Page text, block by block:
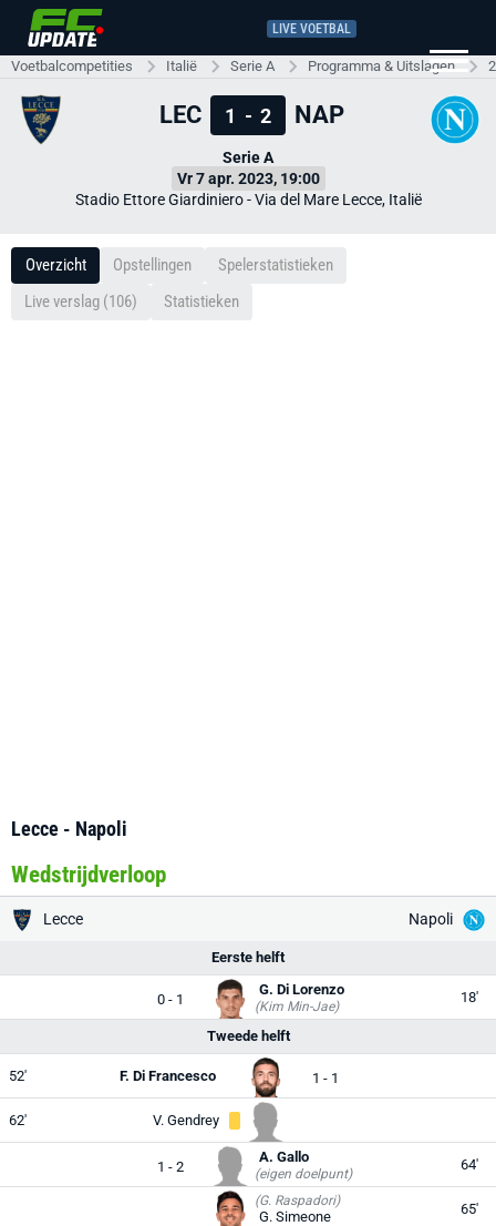
LIVE VOETBAL
Voetbalcompetities Italië Serie A Programma & Uitslagen
LEC 1 - 2 NAP
Serie A
Vr 7 apr. 2023, 19:00
Stadio Ettore Giardiniero - Via del Mare Lecce, Italië
Overzicht Opstellingen
Spelerstatistieken
Live verslag (106)
Statistieken
Lecce - Napoli
Wedstrijdverloop
Lecce Napoli
Eerste helft
0 - 1
G. Di Lorenzo
(Kim Min-Jae)
18'
Tweede helft
52' F. Di Francesco 1 - 1
62' V. Gendrey
1 - 2
A. Gallo
(eigen doelpunt)
64'
(G. Raspadori)
G. Simeone 65'